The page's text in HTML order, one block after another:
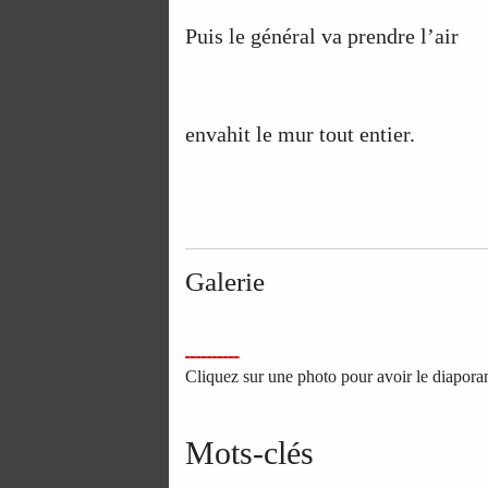
Puis le général va prendre l’air
envahit le mur tout entier.
Galerie
Cliquez sur une photo pour avoir le
Mots-clés